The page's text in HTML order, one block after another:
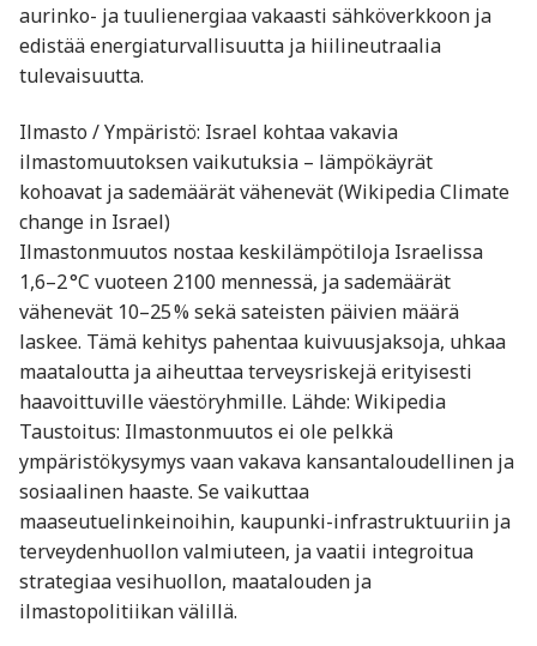
aurinko- ja tuulienergiaa vakaasti sähköverkkoon ja
edistää energiaturvallisuutta ja hiilineutraalia
tulevaisuutta.
Ilmasto / Ympäristö: Israel kohtaa vakavia
ilmastomuutoksen vaikutuksia – lämpökäyrät
kohoavat ja sademäärät vähenevät (Wikipedia Climate
change in Israel)
Ilmastonmuutos nostaa keskilämpötiloja Israelissa
1,6–2 °C vuoteen 2100 mennessä, ja sademäärät
vähenevät 10–25 % sekä sateisten päivien määrä
laskee. Tämä kehitys pahentaa kuivuusjaksoja, uhkaa
maataloutta ja aiheuttaa terveysriskejä erityisesti
haavoittuville väestöryhmille. Lähde: Wikipedia
Taustoitus: Ilmastonmuutos ei ole pelkkä
ympäristökysymys vaan vakava kansantaloudellinen ja
sosiaalinen haaste. Se vaikuttaa
maaseutuelinkeinoihin, kaupunki-infrastruktuuriin ja
terveydenhuollon valmiuteen, ja vaatii integroitua
strategiaa vesihuollon, maatalouden ja
ilmastopolitiikan välillä.